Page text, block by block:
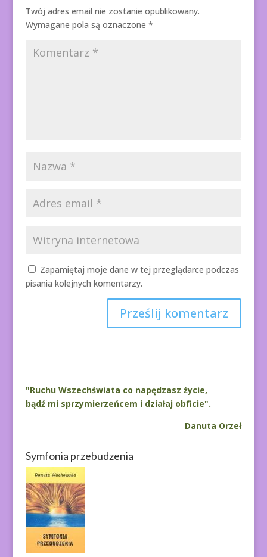
Twój adres email nie zostanie opublikowany.
Wymagane pola są oznaczone *
Zapamiętaj moje dane w tej przeglądarce podczas
pisania kolejnych komentarzy.
r
n
v
:
"Ruchu Wszechświata co napędzasz życie,
bądź mi sprzymierzeńcem i działaj obficie".
Danuta Orzeł
Symfonia przebudzenia